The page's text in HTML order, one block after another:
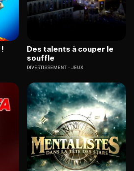
Des talents à couper le
souffle
DIVERTISSEMENT JEUX